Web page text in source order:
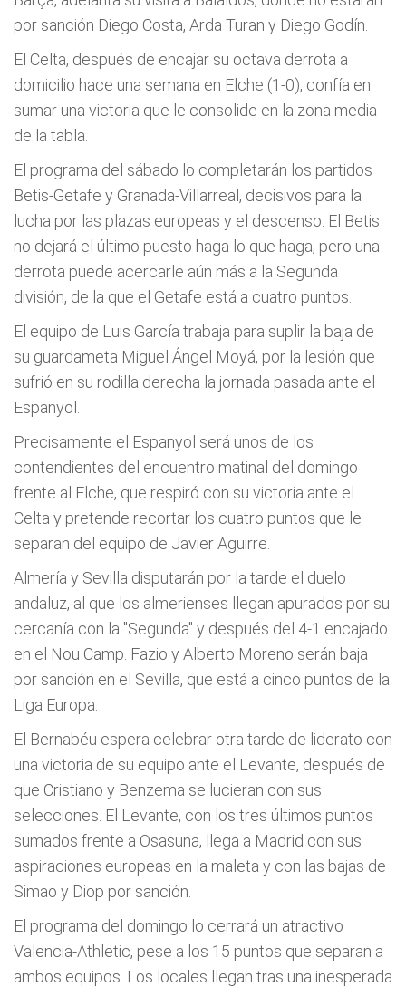
por sanción Diego Costa, Arda Turan y Diego Godín.
El Celta, después de encajar su octava derrota a
domicilio hace una semana en Elche (1-0), confía en
sumar una victoria que le consolide en la zona media
de la tabla.
El programa del sábado lo completarán los partidos
Betis-Getafe y Granada-Villarreal, decisivos para la
lucha por las plazas europeas y el descenso. El Betis
no dejará el último puesto haga lo que haga, pero una
derrota puede acercarle aún más a la Segunda
división, de la que el Getafe está a cuatro puntos.
El equipo de Luis García trabaja para suplir la baja de
su guardameta Miguel Ángel Moyá, por la lesión que
sufrió en su rodilla derecha la jornada pasada ante el
Espanyol.
Precisamente el Espanyol será unos de los
contendientes del encuentro matinal del domingo
frente al Elche, que respiró con su victoria ante el
Celta y pretende recortar los cuatro puntos que le
separan del equipo de Javier Aguirre.
Almería y Sevilla disputarán por la tarde el duelo
andaluz, al que los almerienses llegan apurados por su
cercanía con la "Segunda" y después del 4-1 encajado
en el Nou Camp. Fazio y Alberto Moreno serán baja
por sanción en el Sevilla, que está a cinco puntos de la
Liga Europa.
El Bernabéu espera celebrar otra tarde de liderato con
una victoria de su equipo ante el Levante, después de
que Cristiano y Benzema se lucieran con sus
selecciones. El Levante, con los tres últimos puntos
sumados frente a Osasuna, llega a Madrid con sus
aspiraciones europeas en la maleta y con las bajas de
Simao y Diop por sanción.
El programa del domingo lo cerrará un atractivo
Valencia-Athletic, pese a los 15 puntos que separan a
ambos equipos. Los locales llegan tras una inesperada